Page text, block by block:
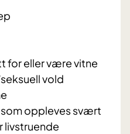
for eller være vitne
vold
oppleves svært
livstruende